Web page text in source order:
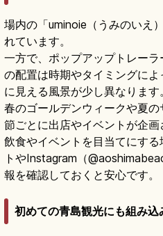
場内の「uminoie（うみのいえ
れています。
一方で、ポップアップトレー
の配置は時期やタイミングに
に見える風景が少し異なります。
春のゴールデンウィークや夏
節ごとに出店やイベントが企画
飲食やイベントを目当てにす
トやInstagram（
報を確認しておくと安心です。
初めての青島観光にも組み込